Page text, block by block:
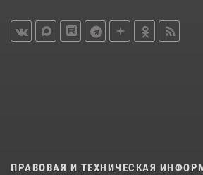
ПРАВОВАЯ И ТЕХНИЧЕСКАЯ